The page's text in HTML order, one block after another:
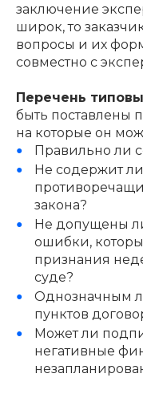
заключение
широк, то
вопросы и их
совместно с
Перечень
быть поставлены
на которые он
Правильно ли
Не содержит
закона?
Не допущены
ошибки,
признания
суде?
Однозначным
пунктов
Может ли
негативные